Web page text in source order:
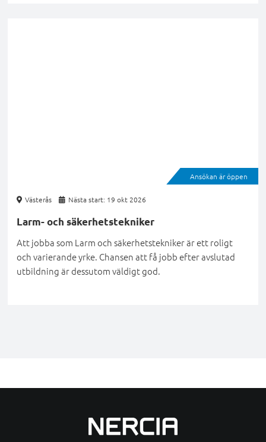
Ansökan är öppen
Västerås Nästa start: 19 okt 2026
Larm- och säkerhetstekniker
Att jobba som Larm och säkerhetstekniker är ett roligt
och varierande yrke. Chansen att få jobb efter avslutad
utbildning är dessutom väldigt god.